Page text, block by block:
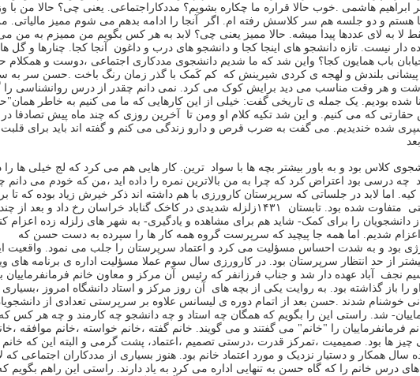
ابراهیم هاشمی ‪.خوب حالا قراره ما چکاره بشویم؟ مددکاراجتماعی‪ . یعنی چی؟ حالا من با
هستم و دو جلسه هم سر کلاسش رفته ام‪ . اگر آنجا را ادامه بدهم می شوم ممیز مالیاتی‪ .
لا به لای عددها پیدا میشه‪ . حالا ممیز یعنی چی؟ لابد به هر کس بگویم من ممیزم به من
دار نیست‪ . تازه دانشجو های اینجا کجا و دانشجو های درب و داغون آنجا کجا‪ . چنارها و گل
باب همایون کجا؟ واین شد که ما شدیم دانشجوی مددکاری اجتماعی ،دوست و همکلام
بلندش و لهجه ی کردی شیرینش که کم کَمک با گذر زمان رنگ باخت ‪.حسن سر به
و هر وقت مناسب می دید برایش کوک می کرد‪ . نمی دانم چقدر از درس روانشناسی را
شده بودیم‪ . یک جمله ی تاریخی گفت‪ : خیلی از این کارهایی که ما می کنیم به خاطر
که می کنیم‪ . و این شد تکیه کلام او ومن تا آخرین روزی که چند ماه پیش تصادفا در
شده خندیدیم‪ . می گفت به ضرب قرص و دارو زندگی می کنم و گفته اند باید برای
کلاس بود و به باور بیشتر بچه ها با سواد ترین‪ . کار هایی هم می کرد که لج خیلی ها
چه درسی بود اعتراض کرد که چرا به من بالاترین نمره را داده اید ،من که خودم می دانم
‪ . اما لابد در جلساتی که سرپرستان کارورزی با هم داشته اند ذکر خیرش زیاد بوده که تا
متفاوت شده بود‪ . تابستان
دانشجویان را برای کمک‪ - شاید هم برای مشاهده و یادگیری‪ - به شهر های زلزله زده اعزام
شدیم‪ .
اما همه جا پیچید که سرپرست گروه همه کار ها را سپرده به دست حسن که
بود و به شدت احساس مسؤلیت می کرد و اعتماد سرپرستان را جلب می نمود‪ . واقعیت
از حد انتظار سرپرستان بود‪ . در کارورزی سال سوم عملا مسؤلیت اداره ی برنامه های
نجف آباد عهده دار شد و جناب فرزانفر که رئیس آن مرکز و معاون خانم فرمانفرماییان
را باز گذاشته بود‪ . به روایت یکی از بچه های آن روز مرکز و استاد دانشگاه امروز
خوشنام شدند ‪.حسن بعد از اتمام دوره ی لیسانس علاوه بر سرپرستی تعدادی از
‪ - شد‪ . راستی این را بگویم که همگان چه استاد و چه دانشجو چه کارمند و چه هر کس
فرمانفرماییان را "خانم" می گفتند و می گویند‪ . خانم گفته ،خانم خواسته ،خانم موافقه
چیز ها بود‪ . صمیمیت ،تمرکز قدرت ،درستی تصمیم ،اعتماد، پشت گرمی و البته این که خانم
سال همکار و دستیار نزدیک و مورد اعتماد خانم بود‪ . هنوز بسیاری از مددکاران اجتماعی که
درس خانم را که گاه حسن به تنهایی اداره می کرد به یاد دارند‪ . راستی این راهم بگویم